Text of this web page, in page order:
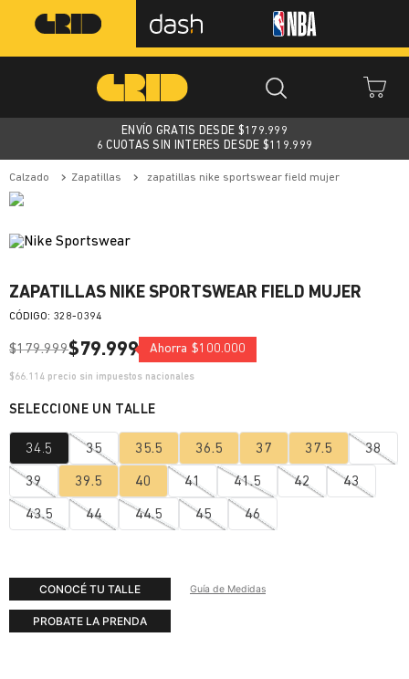
ENVÍO GRATIS DESDE $179.999
6 CUOTAS SIN INTERES DESDE $119.999
calzado zapatillas zapatillas nike sportswear field mujer
ZAPATILLAS NIKE SPORTSWEAR FIELD MUJER
: 328-0394
$179.999$79.999 Ahorra $100.000
$66.114 precio sin impuestos nacionales
34.5 35 35.5 36.5 37 37.5 38
39 39.5 40 41 41.5 42 43
43.5 44 44.5 45 46
CONOCÉ TU TALLE Guía de Medidas
PROBATE LA PRENDA